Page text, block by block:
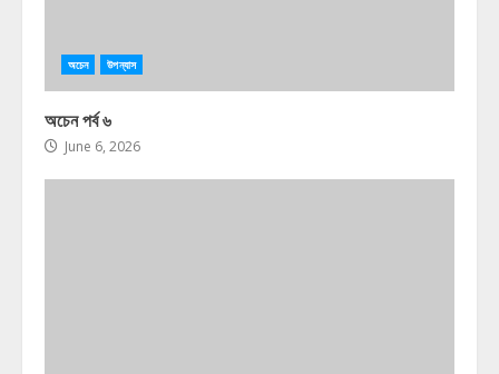
অচেন উপন্যাস
অচেন পর্ব ৬
June 6, 2026